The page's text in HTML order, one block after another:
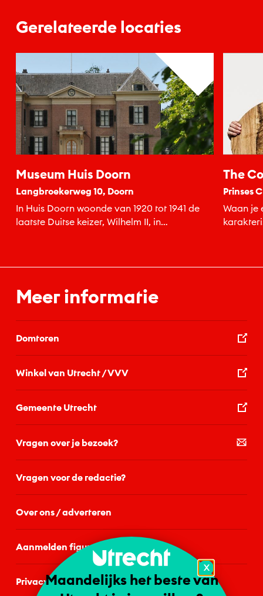
Gerelateerde locaties
Museum Huis Doorn
Langbroekerweg 10, Doorn
In Huis Doorn woonde van 1920 tot 1941 de
laatste Duitse keizer, Wilhelm II, in
The
Prinses
Waan je
Meer informatie
Domtoren
Winkel van Utrecht / VVV
Gemeente Utrecht
Vragen over je bezoek?
Vragen voor de redactie?
Over ons / adverteren
Aanmelden figurant
Privacystatement
X
Maandelijks het beste van